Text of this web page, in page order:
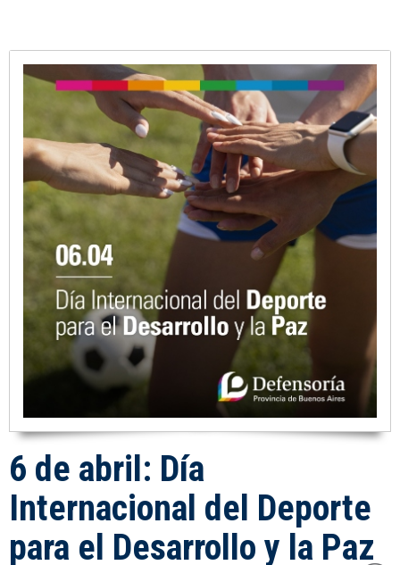
6 de abril: Día
Internacional del Deporte
para el Desarrollo y la Paz